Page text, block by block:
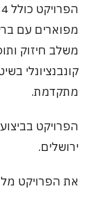
מפוארים עם
משלב חיזוק
קונבנציונלי
מתקדמת.
הפרויקט
ירושלים.
את הפרויקט